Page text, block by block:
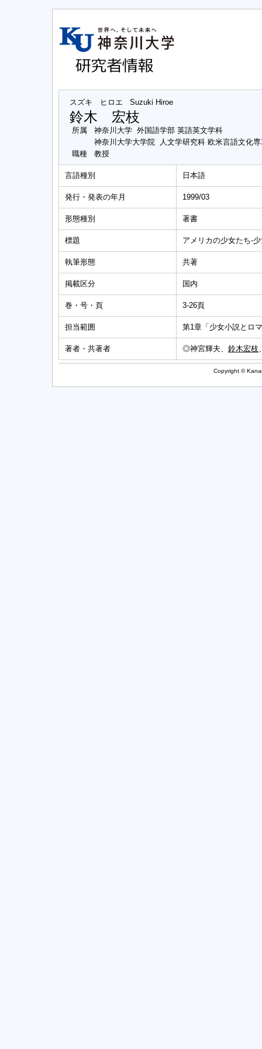
スズキ ヒロエ Suzuki Hiroe
鈴木 宏枝
所属
神奈川大学 外国語学部 英語英文学科
神奈川大学大学院 人文学研究科 欧米言語文化
職種
教授
言語種別 日本語
発行・発表の年月 1999/03
形態種別 著書
標題 アメリカの少女たち‐
執筆形態 共著
掲載区分 国内
巻・号・頁 3-26頁
担当範囲 第1章「少女小説とロ
著者・共著者 ◎神宮輝夫、 鈴木宏枝
Copyright ©